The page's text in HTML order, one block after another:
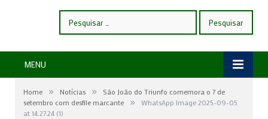
por:
MENU
Home » Notícias »
São João do Triunfo comemora o 7 de
setembro com desfile marcante
»
WhatsApp Image 2025-09-05
at 14.27.24 (1)